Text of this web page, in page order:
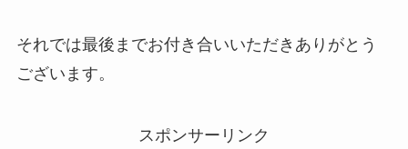
それでは最後までお付き合いいただきありがとう
ございます。
スポンサーリンク